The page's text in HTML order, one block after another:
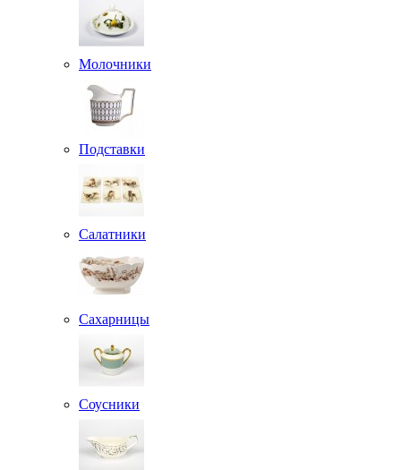
Молочники
Подставки
Салатники
Сахарницы
Соусники